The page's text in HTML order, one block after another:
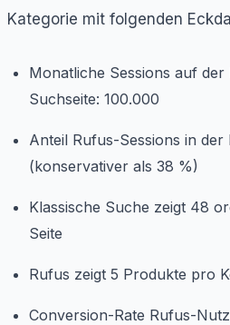
Kategorie mit folgenden
Monatliche Sessions auf
Suchseite: 100.000
Anteil Rufus-Sessions in der
(konservativer als 38 %)
Klassische Suche zeigt 48
Seite
Rufus zeigt 5 Produkte pro
Conversion-Rate Rufus-